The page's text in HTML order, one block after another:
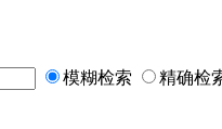
模糊检索 精确检